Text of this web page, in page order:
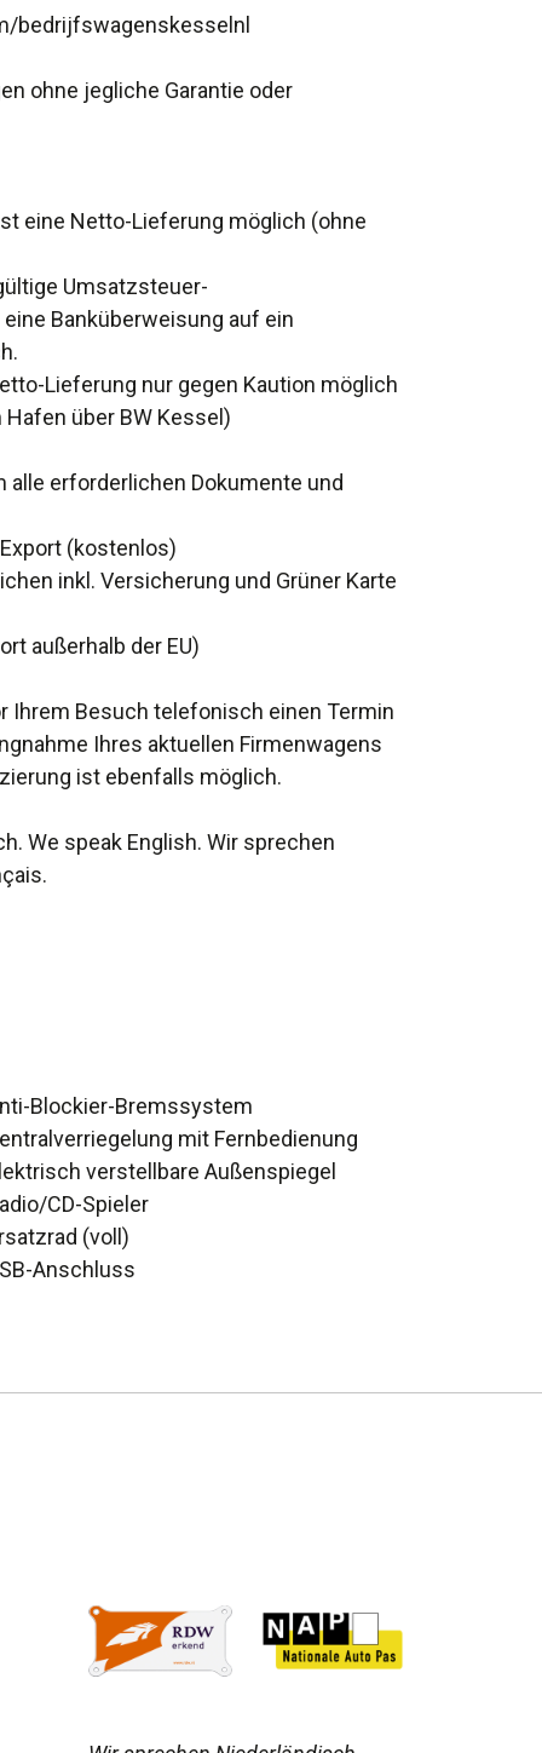
bedrijfswagenskesselnl
ohne jegliche Garantie oder
eine Netto-Lieferung möglich (ohne
Umsatzsteuer-
Banküberweisung auf ein
Lieferung nur gegen Kaution möglich
über BW Kessel)
alle erforderlichen Dokumente und
(kostenlos)
inkl. Versicherung und Grüner Karte
außerhalb der EU)
Ihrem Besuch telefonisch einen Termin
Ihres aktuellen Firmenwagens
ist ebenfalls möglich.
We speak English. Wir sprechen
Blockier-Bremssystem
mit Fernbedienung
verstellbare Außenspiegel
CD-Spieler
(voll)
Anschluss